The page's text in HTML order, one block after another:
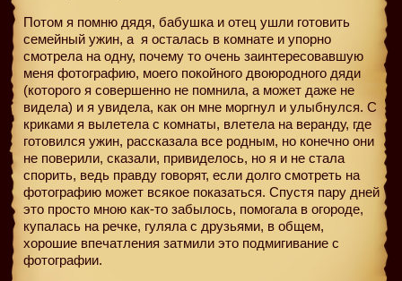
Потом я помню дядя, бабушка и отец ушли готовить
семейный ужин, а я осталась в комнате и упорно
смотрела на одну, почему то очень заинтересовавшую
меня фотографию, моего покойного двоюродного дяди
(которого я совершенно не помнила, а может даже не
видела) и я увидела, как он мне моргнул и улыбнулся. С
криками я вылетела с комнаты, влетела на веранду, где
готовился ужин, рассказала все родным, но конечно они
не поверили, сказали, привиделось, но я и не стала
спорить, ведь правду говорят, если долго смотреть на
фотографию может всякое показаться. Спустя пару дней
это просто мною как-то забылось, помогала в огороде,
купалась на речке, гуляла с друзьями, в общем,
хорошие впечатления затмили это подмигивание с
фотографии.